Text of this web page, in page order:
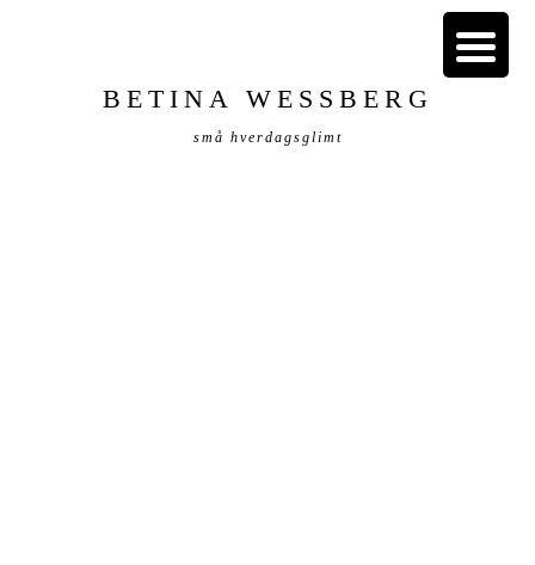
BETINA WESSBERG
små hverdagsglimt